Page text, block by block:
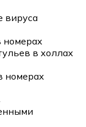
вируса
номерах
в холлах
номерах